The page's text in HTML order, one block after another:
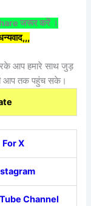
जरूर करें ।
आप हमारे साथ जुड़
आप तक पहुंच सके।
For X
Channel